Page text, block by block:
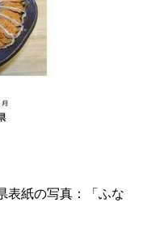
表紙の写真：「ふな